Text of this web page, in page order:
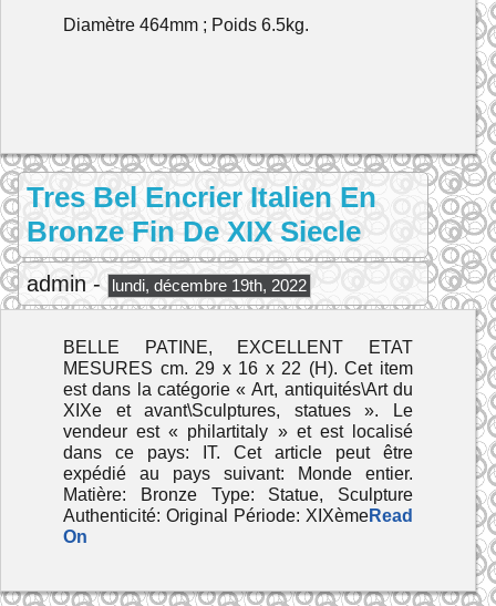
Diamètre 464mm ; Poids 6.5kg.
Tres Bel Encrier Italien En
Bronze Fin De XIX Siecle
admin - lundi, décembre 19th, 2022
BELLE PATINE, EXCELLENT ETAT
MESURES cm. 29 x 16 x 22 (H). Cet item
est dans la catégorie « Art, antiquités\Art du
XIXe et avant\Sculptures, statues ». Le
vendeur est « philartitaly » et est localisé
dans ce pays: IT. Cet article peut être
expédié au pays suivant: Monde entier.
Matière: Bronze Type: Statue, Sculpture
Authenticité: Original Période: XIXèmeRead
On